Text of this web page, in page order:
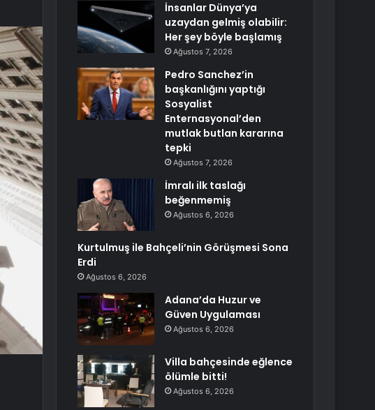
İnsanlar Dünya’ya
uzaydan gelmiş olabilir:
Her şey böyle başlamış
Ağustos 7, 2026
Pedro Sanchez’in
başkanlığını yaptığı
Sosyalist
Enternasyonal’den
mutlak butlan kararına
tepki
Ağustos 7, 2026
İmralı ilk taslağı
beğenmemiş
Ağustos 6, 2026
Kurtulmuş ile Bahçeli’nin Görüşmesi Sona
Erdi
Ağustos 6, 2026
Adana’da Huzur ve
Güven Uygulaması
Ağustos 6, 2026
Villa bahçesinde eğlence
ölümle bitti!
Ağustos 6, 2026